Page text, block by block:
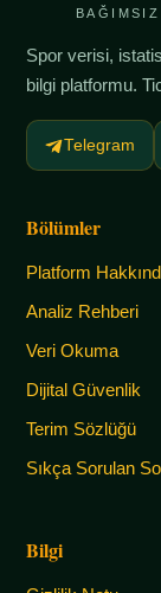
Spor verisi,
bilgi platformu.
Telegram
Bölümler
Platform
Analiz Rehberi
Veri Okuma
Dijital Güvenlik
Terim Sözlüğü
Sıkça Sorulan
Bilgi